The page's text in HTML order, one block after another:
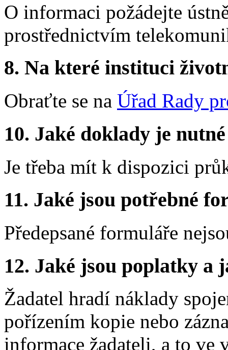
O informaci požádejte
prostřednictvím
8. Na které instituci
Obraťte se na Úřad Rady
10. Jaké doklady je
Je třeba mít k dispozici
11. Jaké jsou potřebné
Předepsané formuláře
12. Jaké jsou poplatky a
Žadatel hradí náklady
pořízením kopie nebo
informace žadateli, a to ve